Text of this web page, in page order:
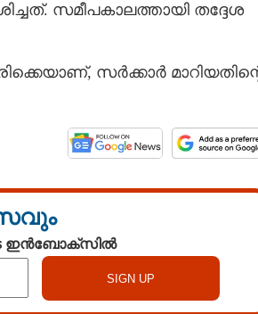
സമീപകാലത്തായി തദ്ദേശ
സർക്കാർ
ഇൻബോക്സിൽ